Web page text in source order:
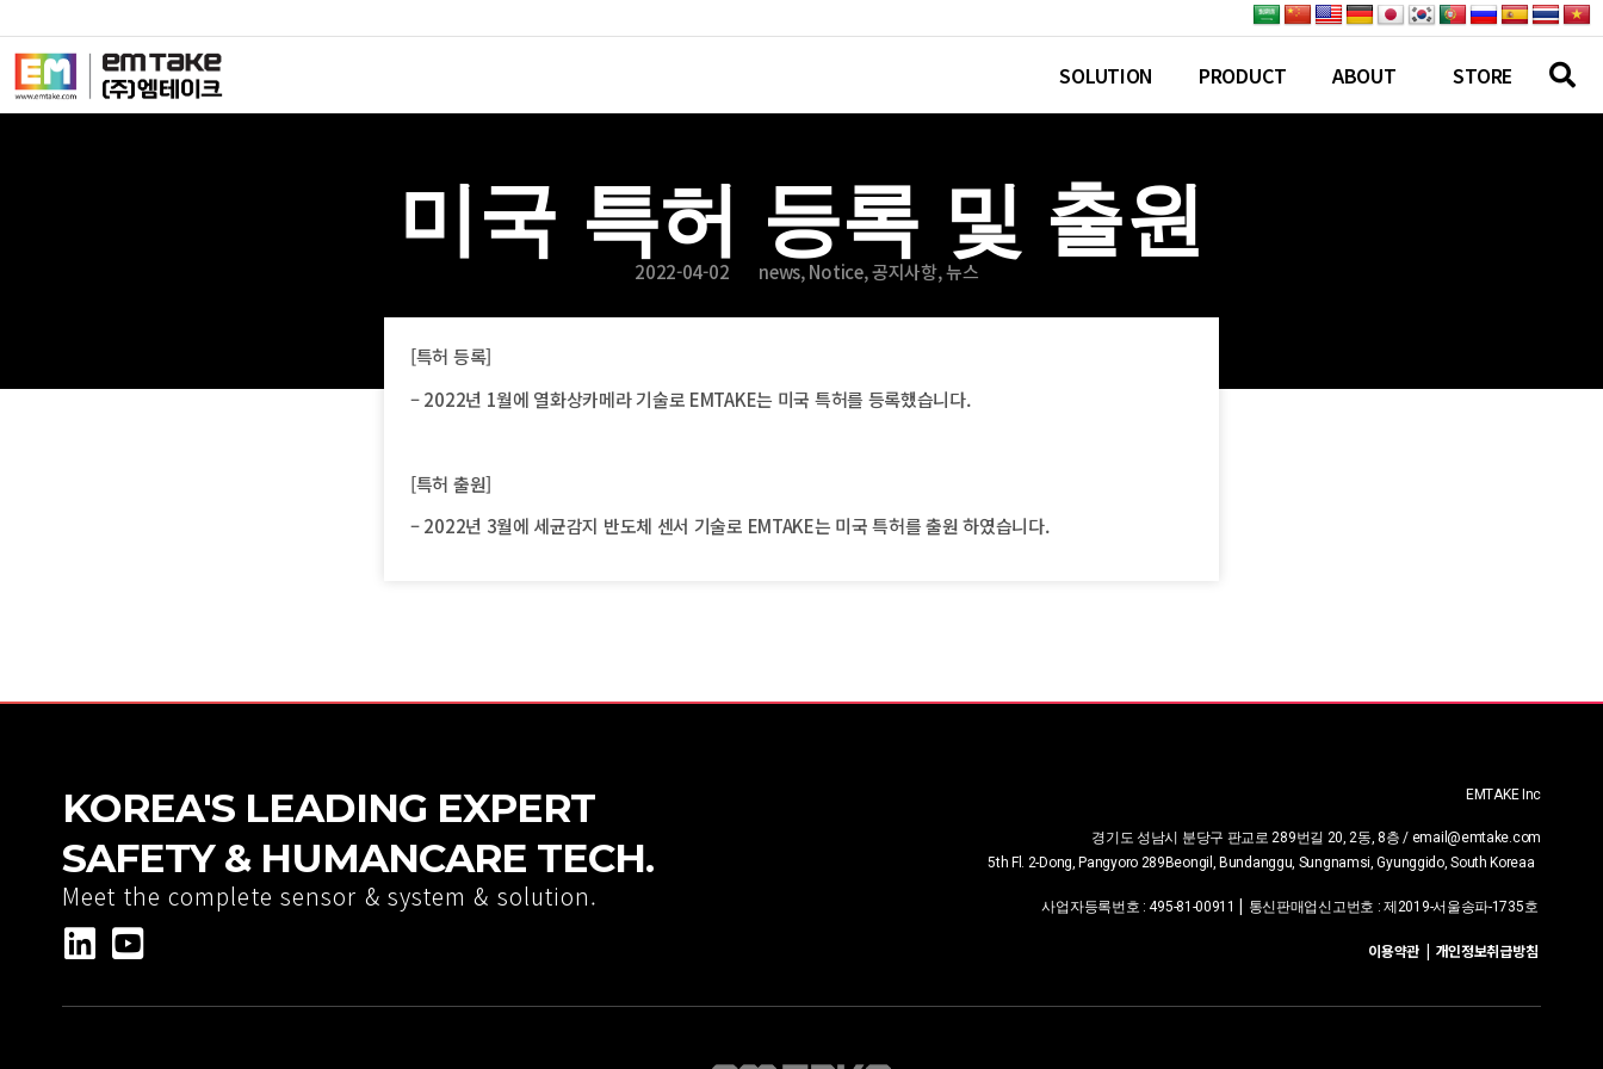
SOLUTION PRODUCT ABOUT STORE
미국 특허 등록 및 출원
2022-04-02 news,Notice,공지사항,뉴스
[특허 등록]
– 2022년 1월에 열화상카메라 기술로 EMTAKE는 미국 특허를 등록했습니다.
[특허 출원]
– 2022년 3월에 세균감지 반도체 센서 기술로 EMTAKE는 미국 특허를 출원 하였습니다.
KOREA'S LEADING EXPERT
SAFETY & HUMANCARE TECH.
Meet the complete sensor & system & solution.
EMTAKE Inc
경기도 성남시 분당구 판교로 289번길 20, 2동, 8층 / email@emtake.com
5th Fl. 2-Dong, Pangyoro 289Beongil, Bundanggu, Sungnamsi, Gyunggido, South Koreaa
사업자등록번호 :495-81-00911 | 통신판매업신고번호 : 제2019-서울송파-1735호
이용약관 | 개인정보취급방침